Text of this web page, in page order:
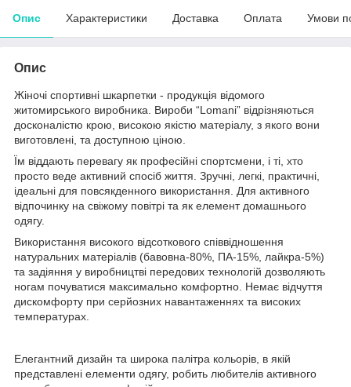
Опис Характеристики Доставка Оплата Умови
Опис
Жіночі спортивні шкарпетки - продукція відомого
житомирського виробника. Вироби “Lomani” відрізняються
досконалістю крою, високою якістю матеріалу, з якого вони
виготовлені, та доступною ціною.
Їм віддають перевагу як професійні спортсмени, і ті, хто
просто веде активний спосіб життя. Зручні, легкі, практичні,
ідеальні для повсякденного використання. Для активного
відпочинку на свіжому повітрі та як елемент домашнього
одягу.
Використання високого відсоткового співвідношення
натуральних матеріалів (бавовна-80%, ПА-15%, лайкра-5%)
та задіяння у виробництві передових технологій дозволяють
ногам почуватися максимально комфортно. Немає відчуття
дискомфорту при серйозних навантаженнях та високих
температурах.
Елегантний дизайн та широка палітра кольорів, в якій
представлені елементи одягу, робить любителів активного